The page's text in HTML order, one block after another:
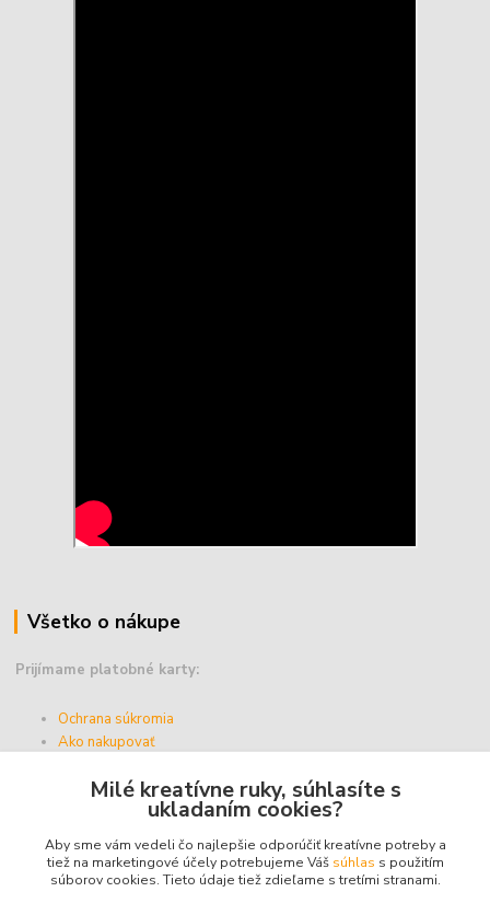
Všetko o nákupe
Prijímame platobné karty:
Ochrana súkromia
Ako nakupovať
Doprava a platba
Obchodné podmienky
Milé kreatívne ruky, súhlasíte s
ukladaním cookies?
Aby sme vám vedeli čo najlepšie odporúčiť kreatívne potreby a
tiež na marketingové účely potrebujeme Váš súhlas s použitím
súborov cookies. Tieto údaje tiež zdieľame s tretími stranami.